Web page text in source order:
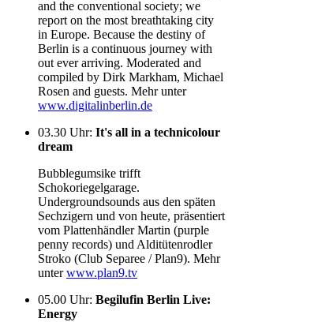
and the conventional society; we
report on the most breathtaking city
in Europe. Because the destiny of
Berlin is a continuous journey with
out ever arriving. Moderated and
compiled by Dirk Markham, Michael
Rosen and guests. Mehr unter
www.digitalinberlin.de
03.30 Uhr: It's all in a technicolour
dream
Bubblegumsike trifft
Schokoriegelgarage.
Undergroundsounds aus den späten
Sechzigern und von heute, präsentiert
vom Plattenhändler Martin (purple
penny records) und Alditütenrodler
Stroko (Club Separee / Plan9). Mehr
unterwww.plan9.tv
05.00 Uhr: Begilufin Berlin Live:
Energy